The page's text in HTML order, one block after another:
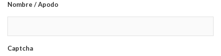
Nombre / Apodo
Captcha